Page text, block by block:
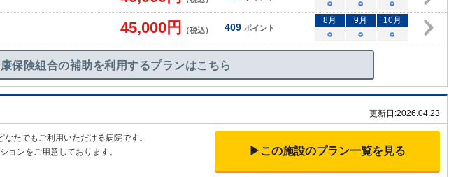
○
○ ○
45,000円 （税込） 409 ポイント
8月 9月 10月
○
○ ○
保険組合の補助を利用するプランはこちら
更新日:2026.04.23
たでもご利用いただける病院です。
ョンをご用意しております。
▶この施設のプラン一覧を見る